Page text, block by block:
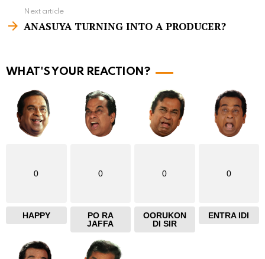
m
e
Next article
ANASUYA TURNING INTO A PRODUCER?
WHAT'S YOUR REACTION?
0
HAPPY
0
PO RA
JAFFA
0
OORUKON
DI SIR
0
ENTRA IDI